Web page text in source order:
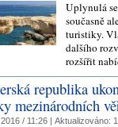
Uplynulá
současně
turistiky.
dalšího
rozšířit
republika
mezinárodních
/ 11:26 | Aktualizováno: